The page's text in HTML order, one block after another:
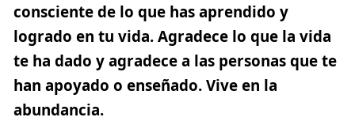
consciente de lo que has aprendido y
logrado en tu vida.Agradece lo que la vida
te ha dado y agradece a las personas que te
han apoyado o enseñado.Vive en la
abundancia.